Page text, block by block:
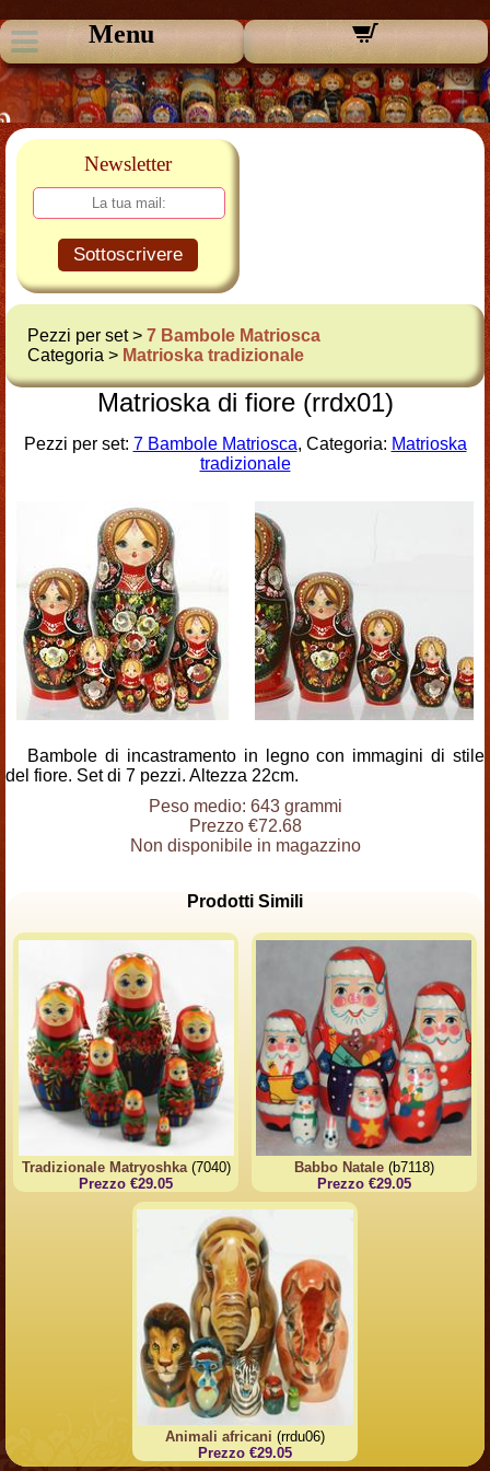
Menu
Newsletter
Sottoscrivere
Pezzi per set > 7 Bambole Matriosca
Categoria > Matrioska tradizionale
Matrioska di fiore (rrdx01)
Pezzi per set: 7 Bambole Matriosca, Categoria: Matrioska
tradizionale
Bambole di incastramento in legno con immagini di stile
del fiore. Set di 7 pezzi. Altezza 22cm.
Peso medio: 643 grammi
Prezzo €72.68
Non disponibile in magazzino
Prodotti Simili
Tradizionale Matryoshka(7040)
Prezzo €29.05
Babbo Natale(b7118)
Prezzo €29.05
Animali africani (rrdu06)
Prezzo €29.05